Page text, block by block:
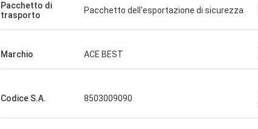
Pacchetto di
trasporto
Pacchetto dell'esportazione di sicurezza
Marchio ACE BEST
Codice S.A. 8503009090